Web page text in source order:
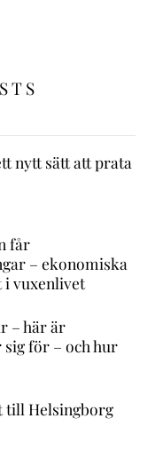
nytt sätt att prata
får
– ekonomiska
vuxenlivet
– här är
för – och hur
till Helsingborg